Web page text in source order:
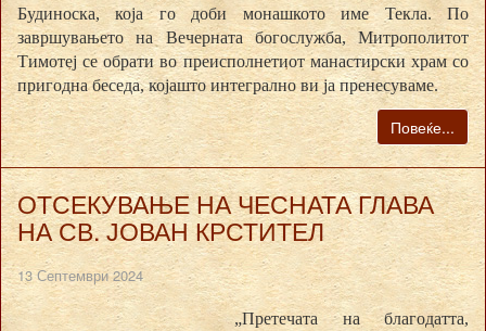
Будиноска, која го доби монашкото име Текла. По
завршувањето на Вечерната богослужба, Митрополитот
Тимотеј се обрати во преисполнетиот манастирски храм со
пригодна беседа, којашто интегрално ви ја пренесуваме.
Повеќе...
ОТСЕКУВАЊЕ НА ЧЕСНАТА ГЛАВА
НА СВ. ЈОВАН КРСТИТЕЛ
13 Септември 2024
„Претечата на благодатта,